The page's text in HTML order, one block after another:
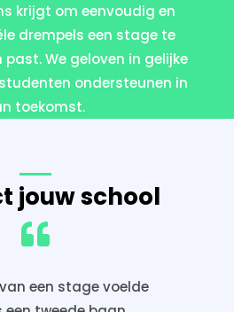
krijgt om eenvoudig en
drempels een stage te
We geloven in gelijke
ondersteunen in
toekomst.
jouw school

een stage voelde